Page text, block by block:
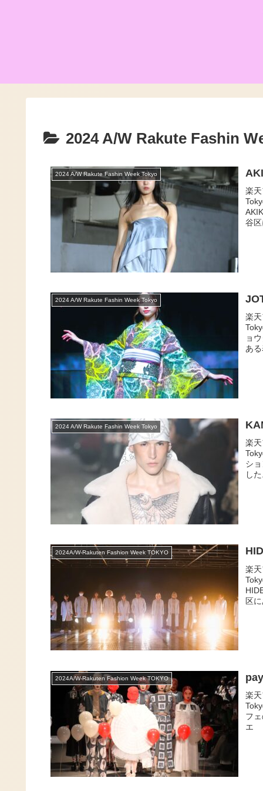
2024 A/W Rakute Fashin
2024 A/W Rakute Fashin Week Tokyo
楽
谷
2024 A/W Rakute Fashin Week Tokyo
楽
ョ
あ
2024 A/W Rakute Fashin Week Tokyo
楽
シ
した.
2024A/W-Rakuten Fashion Week TOKYO
楽
区
2024A/W-Rakuten Fashion Week TOKYO
楽
フ
エ